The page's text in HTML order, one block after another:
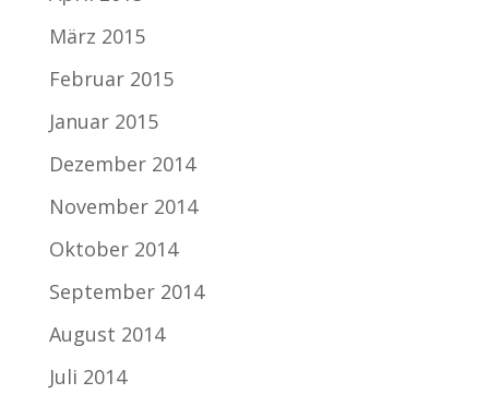
März 2015
Februar 2015
Januar 2015
Dezember 2014
November 2014
Oktober 2014
September 2014
August 2014
Juli 2014